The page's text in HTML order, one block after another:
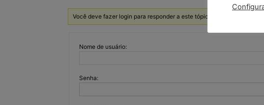
Você deve fazer login para responder a este tópico.
Nome de usuário:
Senha: